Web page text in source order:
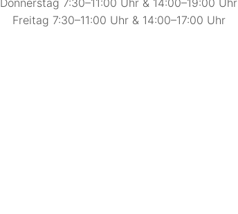
Donnerstag 7:30–11:00 Uhr & 14:00–19:00 Uhr
Freitag 7:30–11:00 Uhr & 14:00–17:00 Uhr